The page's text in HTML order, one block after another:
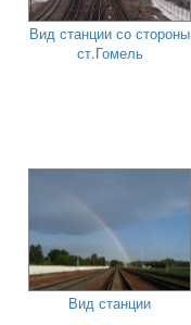
Вид станции со стороны
ст.Гомель
Вид станции